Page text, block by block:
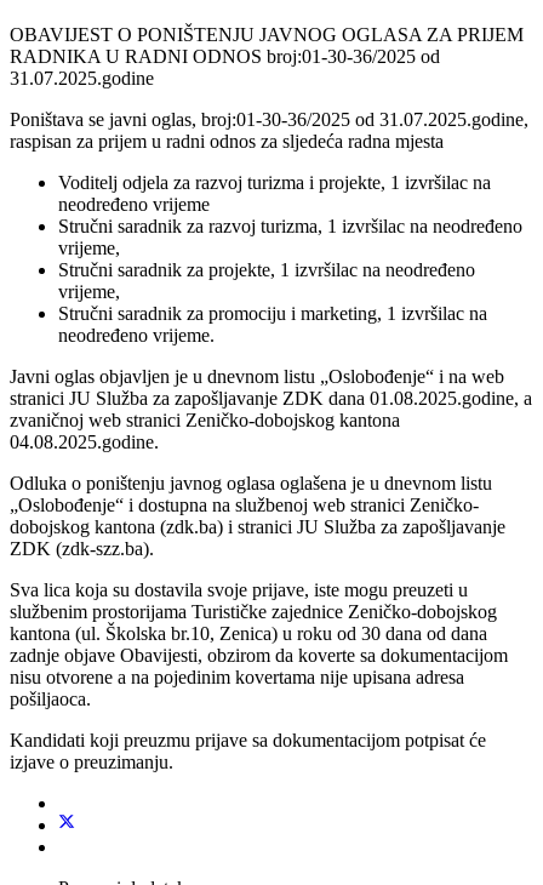
OBAVIJEST O PONIŠTENJU JAVNOG OGLASA ZA PRIJEM
RADNIKA U RADNI ODNOS broj:01-30-36/2025 od
31.07.2025.godine
Poništava se javni oglas, broj:01-30-36/2025 od 31.07.2025.godine,
raspisan za prijem u radni odnos za sljedeća radna mjesta
Voditelj odjela za razvoj turizma i projekte, 1 izvršilac na
neodređeno vrijeme
Stručni saradnik za razvoj turizma, 1 izvršilac na neodređeno
vrijeme,
Stručni saradnik za projekte, 1 izvršilac na neodređeno
vrijeme,
Stručni saradnik za promociju i marketing, 1 izvršilac na
neodređeno vrijeme.
Javni oglas objavljen je u dnevnom listu „Oslobođenje“ i na web
stranici JU Služba za zapošljavanje ZDK dana 01.08.2025.godine, a
zvaničnoj web stranici Zeničko-dobojskog kantona
04.08.2025.godine.
Odluka o poništenju javnog oglasa oglašena je u dnevnom listu
„Oslobođenje“ i dostupna na službenoj web stranici Zeničko-
dobojskog kantona (zdk.ba) i stranici JU Služba za zapošljavanje
ZDK (zdk-szz.ba).
Sva lica koja su dostavila svoje prijave, iste mogu preuzeti u
službenim prostorijama Turističke zajednice Zeničko-dobojskog
kantona (ul. Školska br.10, Zenica) u roku od 30 dana od dana
zadnje objave Obavijesti, obzirom da koverte sa dokumentacijom
nisu otvorene a na pojedinim kovertama nije upisana adresa
pošiljaoca.
Kandidati koji preuzmu prijave sa dokumentacijom potpisat će
izjave o preuzimanju.